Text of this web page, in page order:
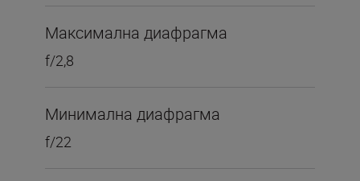
Максимална диафрагма
f/2,8
Минимална диафрагма
f/22